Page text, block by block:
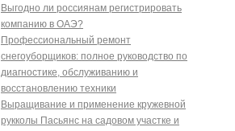
Выгодно ли россиянам регистрировать
компанию в ОАЭ?
Профессиональный ремонт
снегоуборщиков: полное руководство по
диагностике, обслуживанию и
восстановлению техники
Выращивание и применение кружевной
рукколы Пасьянс на садовом участке и